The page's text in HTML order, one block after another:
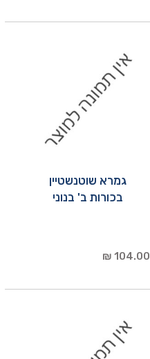
גמרא שוטנשטיין
בכורות ב' בנוני
104.00 ₪